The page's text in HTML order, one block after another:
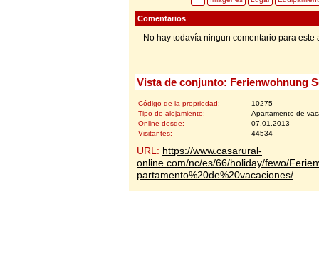
Comentarios
No hay todavía ningun comentario para este
Vista de conjunto: Ferienwohnung
Código de la propriedad:
10275
Tipo de alojamiento:
Apartamento de
Online desde:
07.01.2013
Visitantes:
44534
URL: https://www.casarural-
online.com/nc/es/66/holiday/fewo/
partamento%20de%20vacaciones/